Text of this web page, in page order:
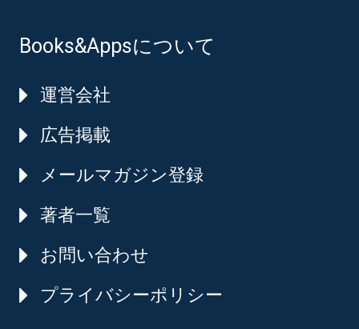
Books&Appsについて
運営会社
広告掲載
メールマガジン登録
著者一覧
お問い合わせ
プライバシーポリシー